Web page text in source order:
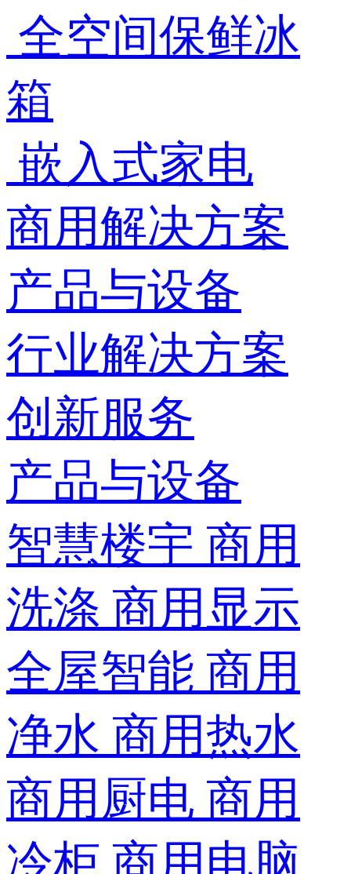
全空间保鲜冰
箱
嵌入式家电
商用解决方案
产品与设备
行业解决方案
创新服务
产品与设备
智慧楼宇 商用
洗涤 商用显示
全屋智能 商用
净水 商用热水
商用厨电 商用
冷柜 商用电脑